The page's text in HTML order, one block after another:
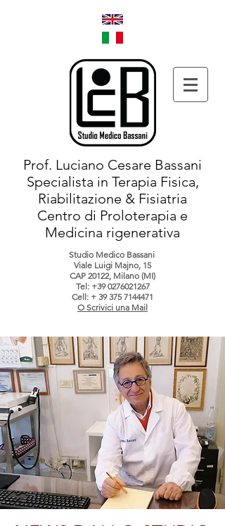
Prof. Luciano Cesare Bassani
Specialista in Terapia Fisica,
Riabilitazione & Fisiatria
Centro di Proloterapia e
Medicina rigenerativa
Studio Medico Bassani
Viale Luigi Majno, 15
CAP 20122, Milano (MI)
Tel: +39 0276021267
Cell: + 39 375 7144471
O Scrivici una Mail